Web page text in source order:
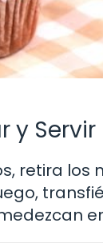
y Servir
retira